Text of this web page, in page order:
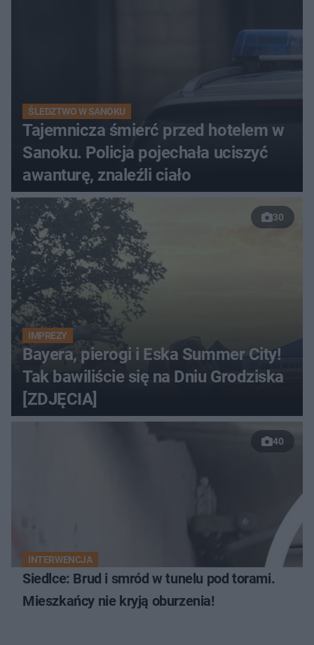
ŚLEDZTWO W SANOKU
Tajemnicza śmierć przed hotelem w
Sanoku. Policja pojechała uciszyć
awanturę, znaleźli ciało
30
IMPREZY
Bayera, pierogi i Eska Summer City!
Tak bawiliście się na Dniu Grodziska
[ZDJĘCIA]
40
INTERWENCJA
Siedlce: Brud i smród w tunelu pod torami.
Mieszkańcy nie kryją oburzenia!